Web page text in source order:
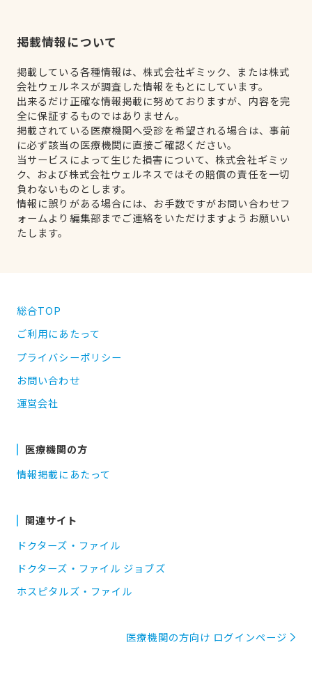
掲載情報について
掲載している各種情報は、株式会社ギミック、または株式
会社ウェルネスが調査した情報をもとにしています。
出来るだけ正確な情報掲載に努めておりますが、内容を完
全に保証するものではありません。
掲載されている医療機関へ受診を希望される場合は、事前
に必ず該当の医療機関に直接ご確認ください。
当サービスによって生じた損害について、株式会社ギミッ
ク、および株式会社ウェルネスではその賠償の責任を一切
負わないものとします。
情報に誤りがある場合には、お手数ですがお問い合わせフ
ォームより編集部までご連絡をいただけますようお願いい
たします。
総合TOP
ご利用にあたって
プライバシーポリシー
お問い合わせ
運営会社
医療機関の方
情報掲載にあたって
関連サイト
ドクターズ・ファイル
ドクターズ・ファイル ジョブズ
ホスピタルズ・ファイル
医療機関の方向け ログインページ